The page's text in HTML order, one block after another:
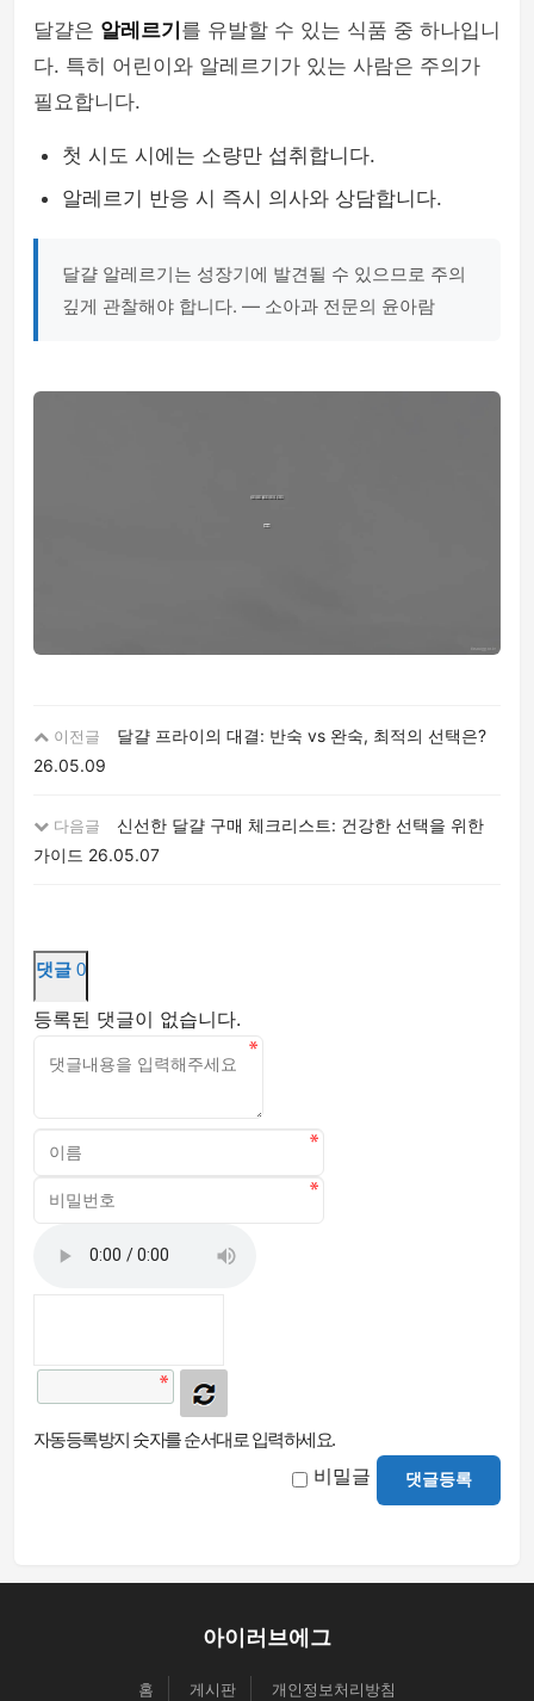
달걀은 알레르기 를 유발할 수 있는 식품 중 하나입니
다. 특히 어린이와 알레르기가 있는 사람은 주의가
필요합니다.
첫 시도 시에는 소량만 섭취합니다.
알레르기 반응 시 즉시 의사와 상담합니다.
달걀 알레르기는 성장기에 발견될 수 있으므로 주의
깊게 관찰해야 합니다. — 소아과 전문의 윤아람
이전글
달걀 프라이의 대결: 반숙 vs 완숙, 최적의 선택은?
26.05.09
다음글
신선한 달걀 구매 체크리스트: 건강한 선택을 위한
가이드 26.05.07
댓글 0
등록된 댓글이 없습니다.
자동등록방지 숫자를 순서대로 입력하세요.
비밀글 댓글등록
아이러브에그
홈 게시판 개인정보처리방침